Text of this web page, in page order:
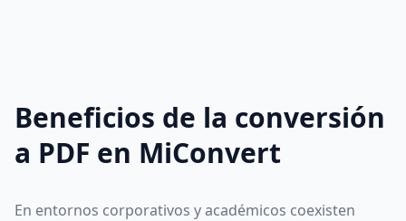
Beneficios de la conversión
a PDF en MiConvert
En entornos corporativos y académicos coexisten